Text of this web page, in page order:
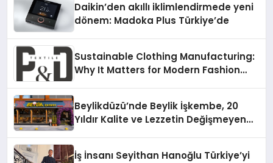
Daikin’den akıllı iklimlendirmede yeni
dönem: Madoka Plus Türkiye’de
Sustainable Clothing Manufacturing:
Why It Matters for Modern Fashion
Beylikdüzü’nde Beylik İşkembe, 20
Yıldır Kalite ve Lezzetin Değişmeyen
İş İnsanı Seyithan Hanoğlu Türkiye’yi